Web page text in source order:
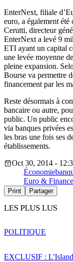
EnterNext, filiale
euro, a également
Cerutti, directeur
EnterNext a levé 9
ETI ayant un capital
une levée moyenne
pleine expansion.
Bourse va permettre
financement par les
Reste désormais à
bancaire ou autre,
public. Un public
via banques privées
les bras une fois ses
établissements.
Oct 30, 2014 -
Économie
Euro &
Print Partager
LES PLUS LUS
EXCLUSIF :
POLITIQUE